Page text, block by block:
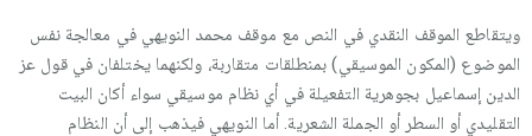
ويتقاطع الموقف النقدي في النص مع موقف محمد النويهي في معالجة نفس
الموضوع (المكون الموسيقي) بمنطلقات متقاربة، ولكنهما يختلفان في قول عز
الدين إسماعيل بجوهرية التفعيلة في أي نظام موسيقي سواء أكان البيت
التقليدي أو السطر أو الجملة الشعرية. أما النويهي فيذهب إلى أن النظام